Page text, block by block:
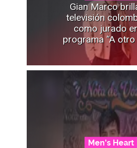
Gian Marco
televisión
como jurado
programa “A otro
Men's Heart